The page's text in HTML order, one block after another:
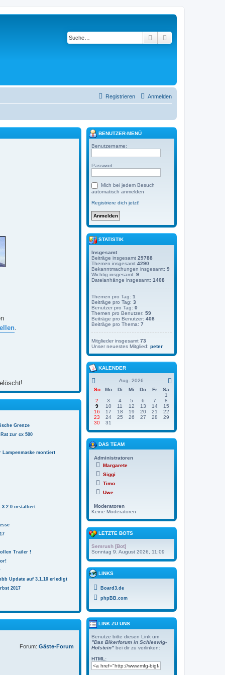
Suche
Anmelden
Registrieren
.
Grenze
zur cx 500
Lampenmaske montiert
3.2.0 installiert
Trailer !
Update auf 3.1.10 erledigt
2017
Forum: Gäste-Forum
BENUTZER-MENÜ
Benutzername:
Passwort:
Mich bei jedem Besuch
automatisch anmelden
Registriere dich jetzt!
STATISTIK
Insgesamt
Beiträge insgesamt 29788
Themen insgesamt 4290
Bekanntmachungen insgesamt: 9
Wichtig insgesamt: 9
Dateianhänge insgesamt: 1408
Themen pro Tag: 1
Beiträge pro Tag: 3
Benutzer pro Tag: 0
Themen pro Benutzer: 59
Beiträge pro Benutzer: 408
Beiträge pro Thema: 7
Mitglieder insgesamt 73
Unser neuestes Mitglied: peter
KALENDER
Aug. 2026
So
Mo Di Mi Do Fr
Sa
1
2
3 4 5 6 7
8
9
10 11 12 13 14
15
16
17 18 19 20 21
22
23
24 25 26 27 28
29
30
31
DAS TEAM
Administratoren
Margarete
Siggi
Timo
Uwe
Moderatoren
Keine Moderatoren
LETZTE BOTS
Semrush [Bot]
Sonntag 9. August 2026, 11:09
LINKS
Board3.de
phpBB.com
LINK ZU UNS
Benutze bitte diesen Link um
"Das Bikerforum in Schleswig-
Holstein" bei dir zu verlinken:
HTML: